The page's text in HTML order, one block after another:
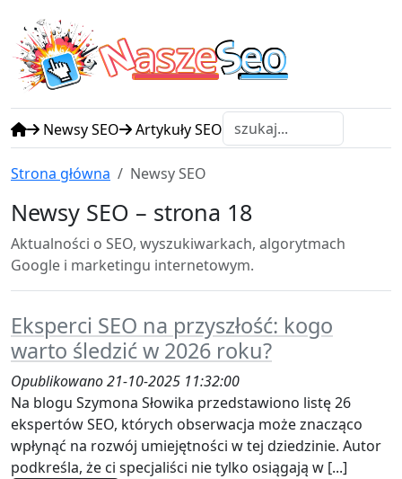
NaszeSeo
Newsy SEO Artykuły SEO
Strona główna Newsy SEO
Newsy SEO – strona 18
Aktualności o SEO, wyszukiwarkach, algorytmach
Google i marketingu internetowym.
Eksperci SEO na przyszłość: kogo
warto śledzić w 2026 roku?
Opublikowano 21-10-2025 11:32:00
Na blogu Szymona Słowika przedstawiono listę 26
ekspertów SEO, których obserwacja może znacząco
wpłynąć na rozwój umiejętności w tej dziedzinie. Autor
podkreśla, że ci specjaliści nie tylko osiągają w [...]